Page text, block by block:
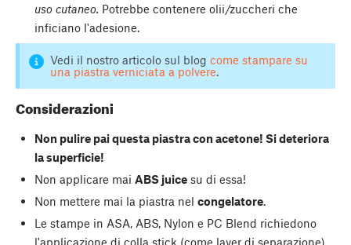
uso cutaneo. Potrebbe contenere olii/zuccheri che
inficiano l'adesione.
Vedi il nostro articolo sul blog come stampare su
una piastra verniciata a polvere.
Considerazioni
Non pulire pai questa piastra con acetone! Si deteriora
la superficie!
Non applicare mai ABS juicesu di essa!
Non mettere mai la piastra nel congelatore.
Le stampe in ASA, ABS, Nylon e PC Blend richiedono
l'applicazione di colla stick (come layer di separazione).